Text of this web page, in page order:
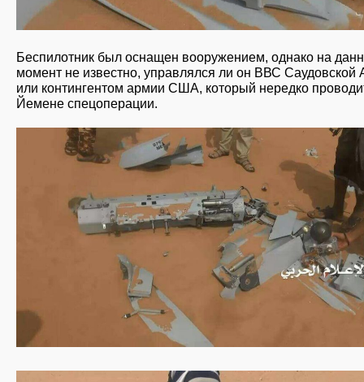
Беспилотник был оснащен вооружением, однако на
момент не известно, управлялся ли он ВВС Саудовской
или контингентом армии США, который нередко
Йемене спецоперации.